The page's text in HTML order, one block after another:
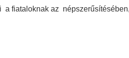
a fiataloknak az